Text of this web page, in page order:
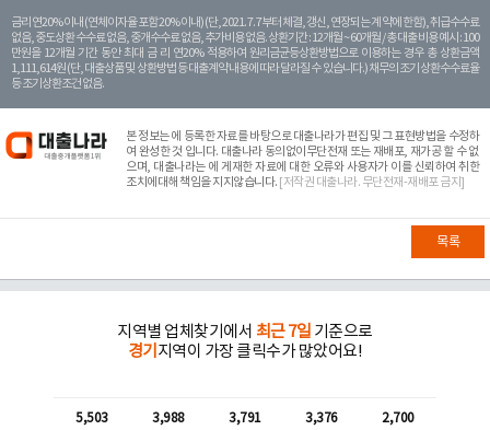
금리 연20% 이내 (연체이자율 포함 20% 이내) (단, 2021. 7. 7부터 체결, 갱신, 연장되는 계 약에 한함), 취급수수료
없음, 중도상환 수수료 없음, 중개수수료 없음, 추가비용 없음. 상환기간 : 12개월 ~ 60개월 / 총 대출 비용 예시 : 100
만원을 12개월 기간 동안 최대 금 리 연20% 적용하여 원리금균등상환방법으로 이용하는 경우 총 상환금액
1,111,614원 (단, 대출상품 및 상환방법 등 대출계약 내용에 따라 달라질 수 있습니다.) 채무의 조기 상환수수료율
등 조기상환조건 없음.
본 정보는에 등록한 자료를 바탕으로 대출나라가 편집 및 그 표현방법을 수정하
여 완성한 것 입니다. 대출나라 동의없이무단전재 또는 재배포, 재가공 할 수 없
으며, 대출나라는 에 게재한 자료에 대한 오류와 사용자가 이를 신뢰하여 취한
조치에대해 책임을 지지않습니다. [저작권 대출나라. 무단전재-재배포 금지]
목록
지역별 업체찾기에서 최근 7일 기준으로
경기 지역이 가장 클릭수가 많았어요!
5,503 3,988 3,791 3,376 2,700